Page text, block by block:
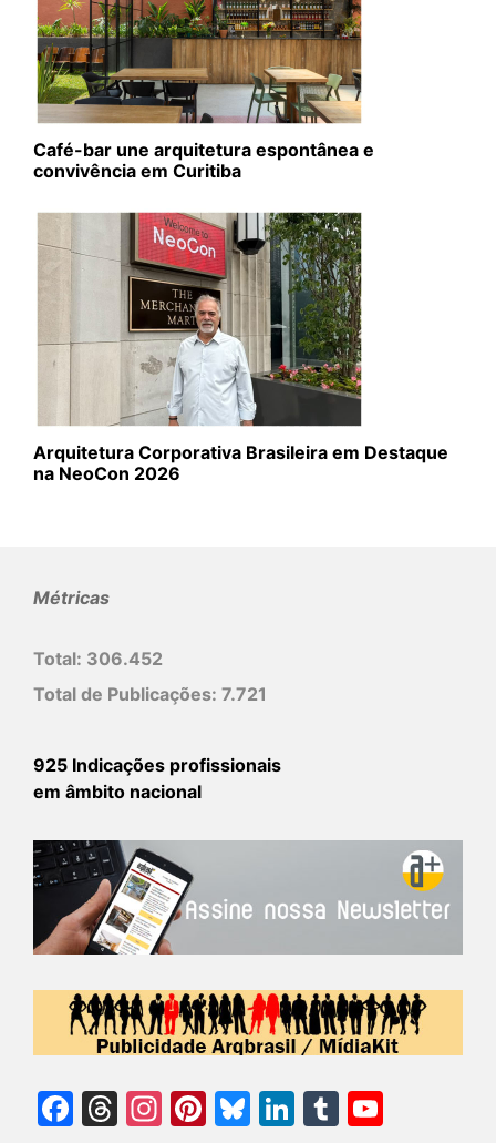
Café-bar une arquitetura espontânea e
convivência em Curitiba
Arquitetura Corporativa Brasileira em Destaque
na NeoCon 2026
Métricas
Total: 306.452
Total de Publicações: 7.721
925 Indicações profissionais
em âmbito nacional
Facebook
Threads
Instagram
Pinterest
Bluesky
LinkedIn
Tumblr